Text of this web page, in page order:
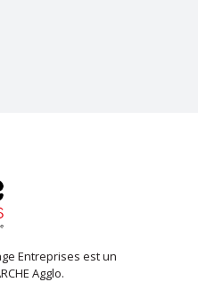
Entreprises est un
Agglo.